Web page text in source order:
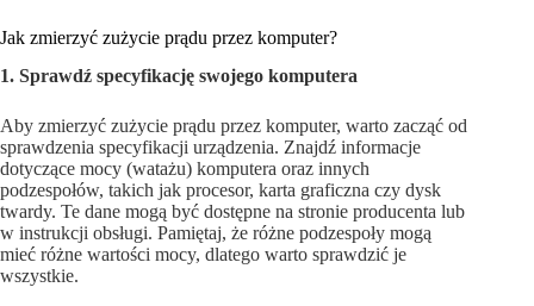
Jak zmierzyć zużycie prądu przez komputer?
1. Sprawdź specyfikację swojego komputera
Aby zmierzyć zużycie prądu przez komputer, warto zacząć od
sprawdzenia specyfikacji urządzenia. Znajdź informacje
dotyczące mocy (watażu) komputera oraz innych
podzespołów, takich jak procesor, karta graficzna czy dysk
twardy. Te dane mogą być dostępne na stronie producenta lub
w instrukcji obsługi. Pamiętaj, że różne podzespoły mogą
mieć różne wartości mocy, dlatego warto sprawdzić je
wszystkie.